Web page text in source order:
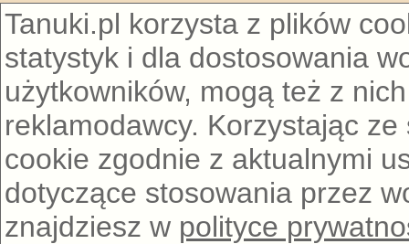
Tanuki.pl korzysta z plików
statystyk i dla dostosowania
użytkowników, mogą też z
reklamodawcy. Korzystając
cookie zgodnie z aktualnymi
dotyczące stosowania przez
znajdziesz w polityce